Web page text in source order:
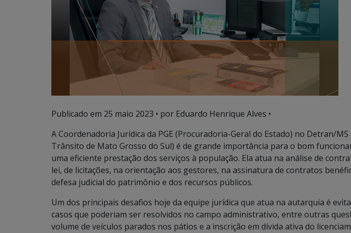
Publicado em 25 maio 2023 • por Eduardo Henrique Alves •
A Coordenadoria Jurídica da PGE (Procuradoria-Geral do Estado) no Detran/
Trânsito de Mato Grosso do Sul) é de grande importância para o bom
uma eficiente prestação dos serviços à população. Ela atua na análise de
lei, de licitações, na orientação aos gestores, na assinatura de contratos
defesa judicial do patrimônio e dos recursos públicos.
Um dos principais desafios hoje da equipe jurídica que atua na autarquia é
casos que poderiam ser resolvidos no campo administrativo, entre outras
volume de veículos parados nos pátios e a inscrição em dívida ativa do